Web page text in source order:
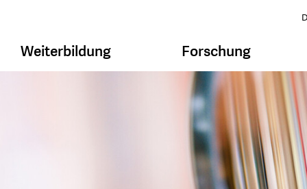
Weiterbildung Forschung